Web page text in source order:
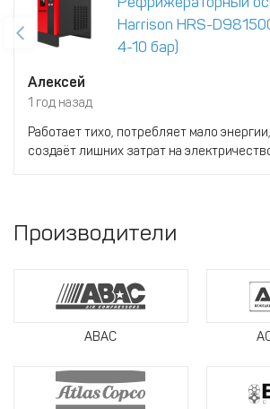
Harrison HRS-
4-10 бар)
Алексей
1 год назад
Работает тихо, потребляет мало
создаёт лишних затрат на
Производители
ABAC